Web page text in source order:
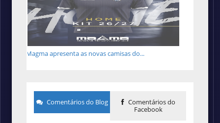
Magma apresenta as novas camisas do...
Comentários do Blog
Comentários do
Facebook